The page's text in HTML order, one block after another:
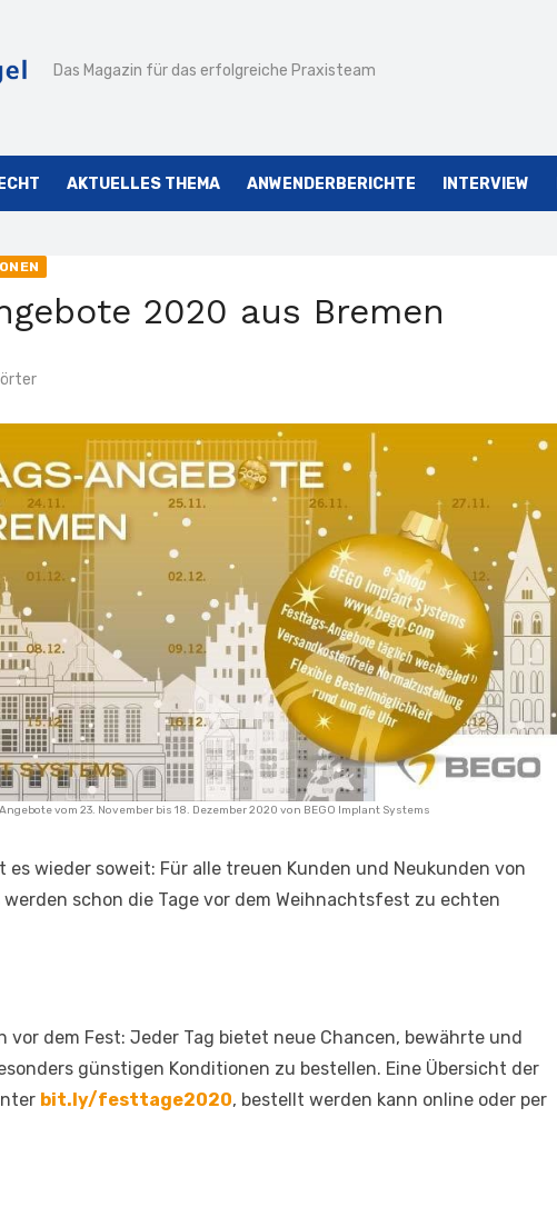
Das Magazin für das erfolgreiche Praxisteam
AKTUELLES THEMA ANWENDERBERICHTE INTERVIEW
2020 aus Bremen
vom 23. November bis 18. Dezember 2020 von BEGO Implant Systems
es wieder soweit: Für alle treuen Kunden und Neukunden von
werden schon die Tage vor dem Weihnachtsfest zu echten
vor dem Fest: Jeder Tag bietet neue Chancen, bewährte und
günstigen Konditionen zu bestellen. Eine Übersicht der
bit.ly/festtage2020, bestellt werden kann online oder per